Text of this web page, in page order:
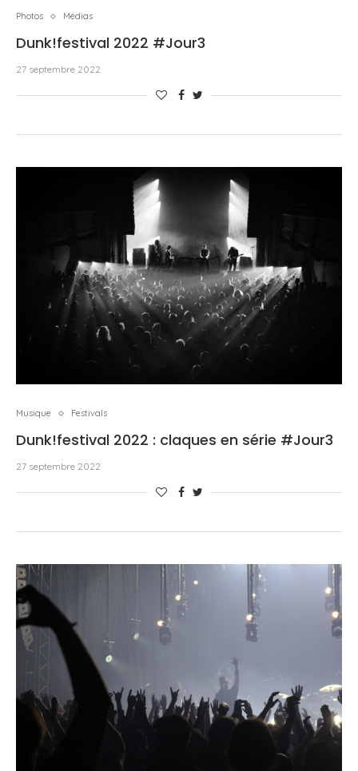
Photos Médias
Dunk!festival 2022 #Jour3
27 septembre 2022
Musique Festivals
Dunk!festival 2022 : claques en série #Jour3
27 septembre 2022